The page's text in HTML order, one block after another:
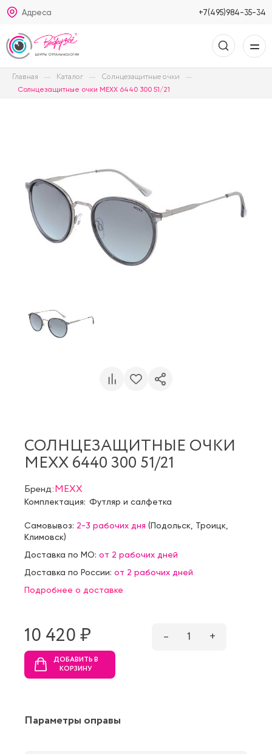
Адреса +7(495)984-35-34
Главная Каталог Солнцезащитные очки
Солнцезащитные очки MEXX 6440 300 51/21
СОЛНЦЕЗАЩИТНЫЕ ОЧКИ
MEXX 6440 300 51/21
Бренд:MEXX
Комплектация: Футляр и салфетка
Самовывоз: 2-3 рабочих дня (Подольск Троицк
Климовск)
Доставка по МО: от 2 рабочих дней
Доставка по России: от 2 рабочих дней
Подробнее о доставке
10 420 ₷ – 1 +
ДОБАВИТЬ В
КОРЗИНУ
Параметры оправы